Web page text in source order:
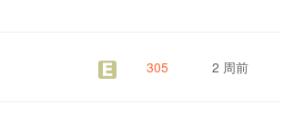
305 2 周前